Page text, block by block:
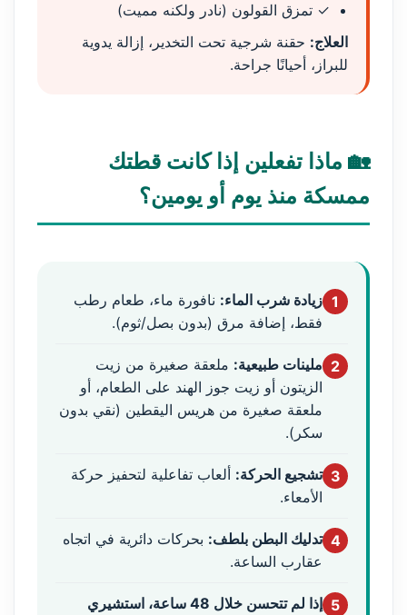
✓ تمزق القولون (نادر ولكنه مميت)
العلاج: حقنة شرجية تحت التخدير، إزالة يدوية
للبراز، أحيانًا جراحة.
🏡 ماذا تفعلين إذا كانت قطتك
ممسكة منذ يوم أو يومين؟
1 زيادة شرب الماء: نافورة ماء، طعام رطب
فقط، إضافة مرق (بدون بصل/ثوم).
2 ملينات طبيعية: ملعقة صغيرة من زيت
الزيتون أو زيت جوز الهند على الطعام، أو
ملعقة صغيرة من هريس اليقطين (نقي بدون
سكر).
3 تشجيع الحركة: ألعاب تفاعلية لتحفيز حركة
الأمعاء.
4 تدليك البطن بلطف: بحركات دائرية في اتجاه
عقارب الساعة.
5
إذا لم تتحسن خلال 48 ساعة، استشيري